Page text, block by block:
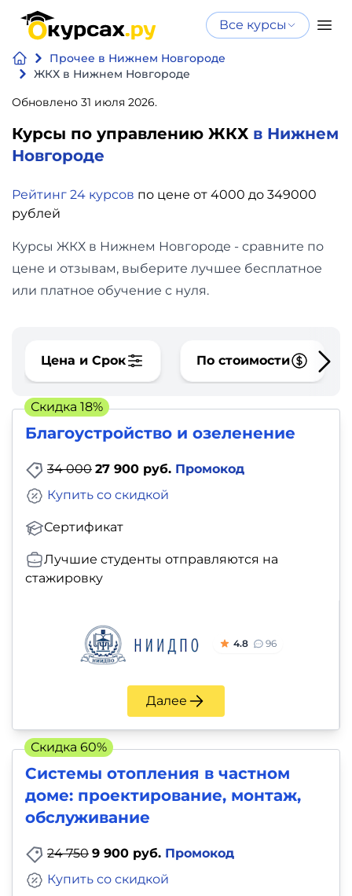
Все курсы
Прочее в Нижнем Новгороде
ЖКХ в Нижнем Новгороде
Обновлено 31 июля 2026.
Курсы по управлению ЖКХ в Нижнем
Новгороде
Рейтинг 24 курсов по цене от 4000 до 349000
рублей
Курсы ЖКХ в Нижнем Новгороде - сравните по
цене и отзывам, выберите лучшее бесплатное
или платное обучение с нуля.
Цена и Срок По стоимости
Благоустройство и озеленение
34 000 27 900 руб. Промокод
Сертификат
Купить со скидкой
Лучшие студенты отправляются на
стажировку
4.8 96
Далее
Скидка 18%
Системы отопления в частном
доме: проектирование, монтаж,
обслуживание
24 750 9 900 руб. Промокод
Купить со скидкой
Скидка 60%
Нейросеть
и ИИ
Бизнес
финансы
Дизайн
Аналитика
фото,
аудио
Маркетинг
Иностранный
язык
Для
детей
здоровье,
фитнес
Психология
саморазвитие
Прочее
Репетиторы
Тесты
на
Нейросеть и ИИ
интеллекту